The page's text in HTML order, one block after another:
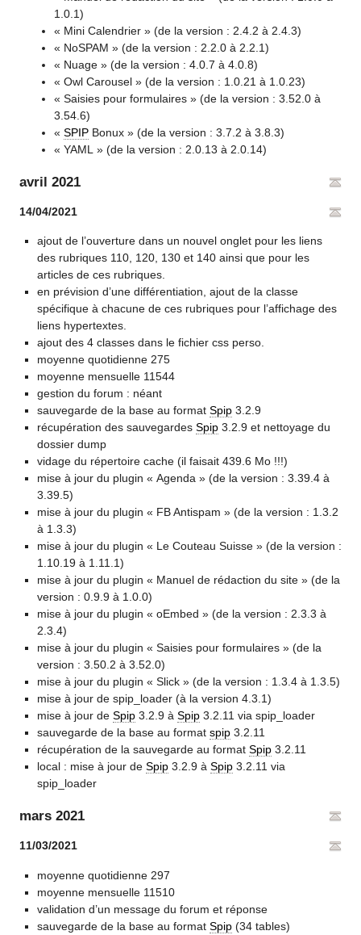
1.0.1)
« Mini Calendrier » (de la version : 2.4.2 à 2.4.3)
« NoSPAM » (de la version : 2.2.0 à 2.2.1)
« Nuage » (de la version : 4.0.7 à 4.0.8)
« Owl Carousel » (de la version : 1.0.21 à 1.0.23)
« Saisies pour formulaires » (de la version : 3.52.0 à
3.54.6)
«SPIP Bonux » (de la version : 3.7.2 à 3.8.3)
« YAML » (de la version : 2.0.13 à 2.0.14)
avril 2021
14/04/2021
ajout de l’ouverture dans un nouvel onglet pour les liens
des rubriques 110, 120, 130 et 140 ainsi que pour les
articles de ces rubriques.
en prévision d’une différentiation, ajout de la classe
spécifique à chacune de ces rubriques pour l’affichage des
liens hypertextes.
ajout des 4 classes dans le fichier css perso.
moyenne quotidienne 275
moyenne mensuelle 11544
gestion du forum : néant
sauvegarde de la base au format Spip3.2.9
récupération des sauvegardes Spip3.2.9 et nettoyage du
dossier dump
vidage du répertoire cache (il faisait 439.6 Mo !!!)
mise à jour du plugin « Agenda » (de la version : 3.39.4 à
3.39.5)
mise à jour du plugin « FB Antispam » (de la version : 1.3.2
à 1.3.3)
mise à jour du plugin « Le Couteau Suisse » (de la version :
1.10.19 à 1.11.1)
mise à jour du plugin « Manuel de rédaction du site » (de la
version : 0.9.9 à 1.0.0)
mise à jour du plugin « oEmbed » (de la version : 2.3.3 à
2.3.4)
mise à jour du plugin « Saisies pour formulaires » (de la
version : 3.50.2 à 3.52.0)
mise à jour du plugin « Slick » (de la version : 1.3.4 à 1.3.5)
mise à jour de spip_loader (à la version 4.3.1)
mise à jour de Spip3.2.9 à Spip3.2.11 via spip_loader
sauvegarde de la base au format spip3.2.11
récupération de la sauvegarde au format Spip3.2.11
local : mise à jour de Spip3.2.9 à Spip3.2.11 via
spip_loader
mars 2021
11/03/2021
moyenne quotidienne 297
moyenne mensuelle 11510
validation d’un message du forum et réponse
sauvegarde de la base au format Spip(34 tables)